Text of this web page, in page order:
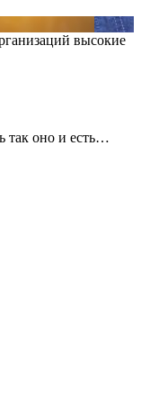
высокие
так оно и есть…